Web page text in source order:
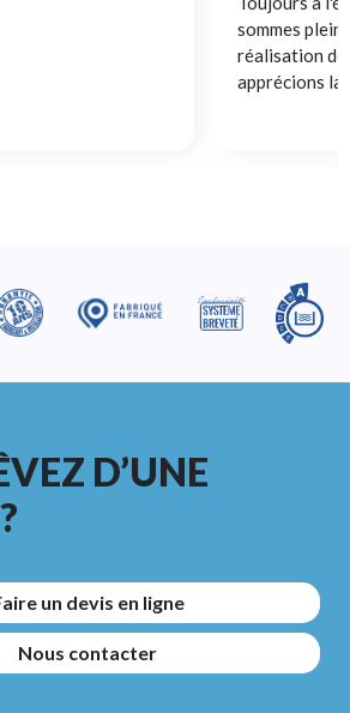
plus loin,
Monsieur
D’UNE
un devis en ligne
Nous contacter